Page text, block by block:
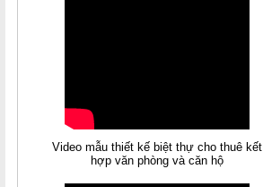
Video mẫu thiết kế biệt thự cho thuê kết
hợp văn phòng và căn hộ